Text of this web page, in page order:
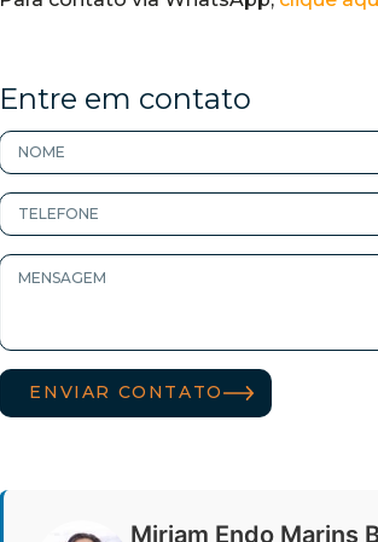
Entre em contato
ENVIAR CONTATO
Miriam Endo Marins